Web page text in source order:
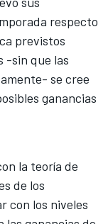
respecto
previstos
-sin que las
se cree
ganancias
la teoría de
de los
con los niveles